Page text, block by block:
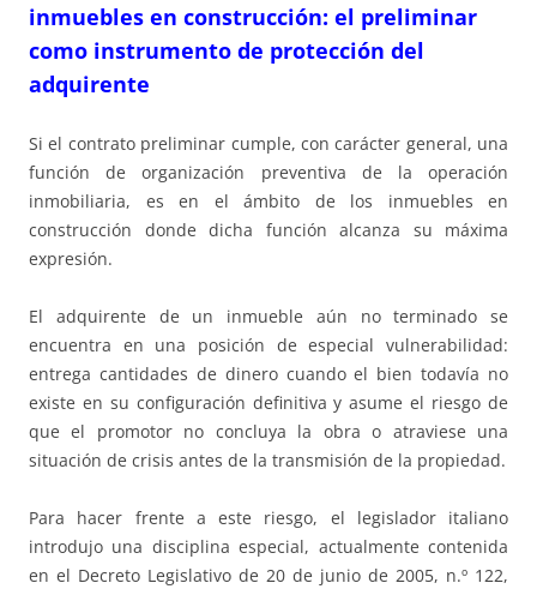
inmuebles en construcción: el preliminar
como instrumento de protección del
adquirente
Si el contrato preliminar cumple, con carácter general, una
función de organización preventiva de la operación
inmobiliaria, es en el ámbito de los inmuebles en
construcción donde dicha función alcanza su máxima
expresión.
El adquirente de un inmueble aún no terminado se
encuentra en una posición de especial vulnerabilidad:
entrega cantidades de dinero cuando el bien todavía no
existe en su configuración definitiva y asume el riesgo de
que el promotor no concluya la obra o atraviese una
situación de crisis antes de la transmisión de la propiedad.
Para hacer frente a este riesgo, el legislador italiano
introdujo una disciplina especial, actualmente contenida
en el Decreto Legislativo de 20 de junio de 2005, n.º 122,